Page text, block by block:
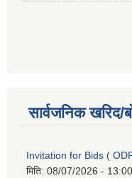
सार्वजनिक खरिद/
Invitation for Bids (
मिति: 08/07/2026 - 13:00